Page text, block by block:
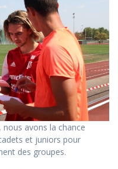
avons la chance
et juniors pour
des groupes.